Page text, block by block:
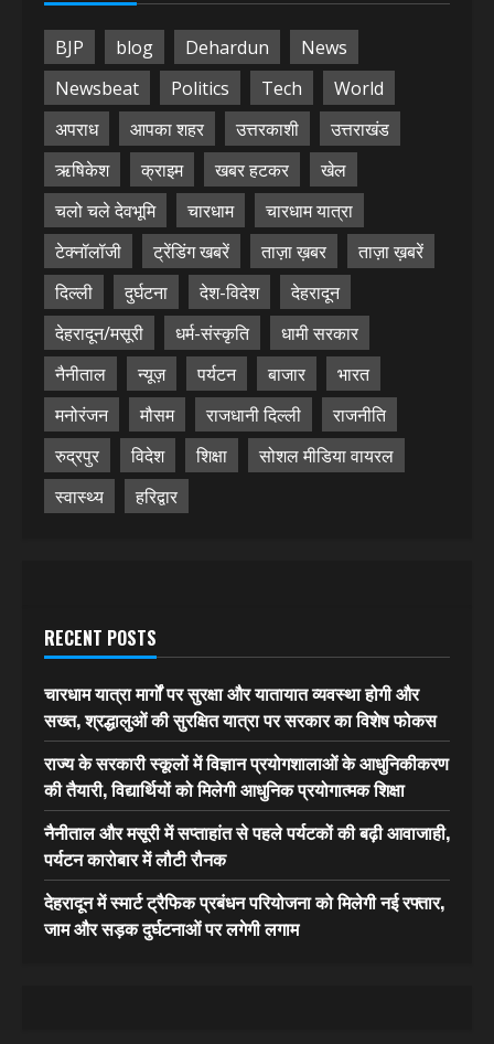
BJP blog Dehardun
News
Newsbeat
Politics Tech
World
अपराध
आपका शहर उत्तरकाशी
उत्तराखंड
ऋषिकेश
क्राइम खबर हटकर
खेल
चलो चले देवभूमि
चारधाम
चारधाम यात्रा
टेक्नॉलॉजी
ट्रेंडिंग खबरें ताज़ा ख़बर
ताज़ा ख़बरें
दिल्ली
दुर्घटना देश-विदेश
देहरादून
देहरादून/मसूरी
धर्म-संस्कृति
धामी सरकार
नैनीताल
न्यूज़ पर्यटन बाजार
भारत
मनोरंजन
मौसम राजधानी दिल्ली
राजनीति
रुद्रपुर
विदेश शिक्षा
सोशल मीडिया वायरल
स्वास्थ्य
हरिद्वार
RECENT POSTS
चारधाम यात्रा मार्गों पर सुरक्षा और यातायात व्यवस्था होगी और
सख्त, श्रद्धालुओं की सुरक्षित यात्रा पर सरकार का विशेष फोकस
राज्य के सरकारी स्कूलों में विज्ञान प्रयोगशालाओं के आधुनिकीकरण
की तैयारी, विद्यार्थियों को मिलेगी आधुनिक प्रयोगात्मक शिक्षा
नैनीताल और मसूरी में सप्ताहांत से पहले पर्यटकों की बढ़ी आवाजाही,
पर्यटन कारोबार में लौटी रौनक
देहरादून में स्मार्ट ट्रैफिक प्रबंधन परियोजना को मिलेगी नई रफ्तार,
जाम और सड़क दुर्घटनाओं पर लगेगी लगाम